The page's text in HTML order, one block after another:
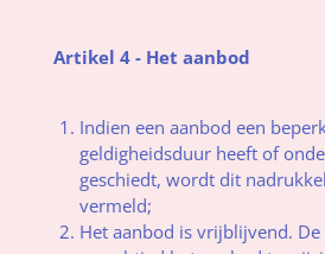
Artikel 4 - Het aanbod
Indien een aanbod een
geldigheidsduur heeft of
geschiedt, wordt dit
vermeld;
Het aanbod is vrijblijvend.